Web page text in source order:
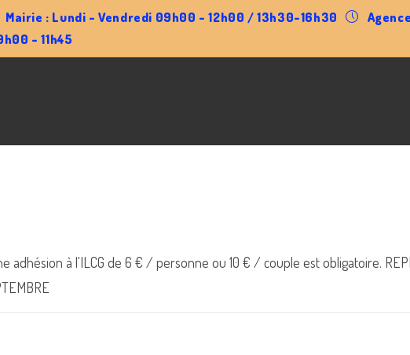
Mairie : Lundi - Vendredi 09h00 - 12h00 / 13h30-16h30
- 11h45
adhésion à l'ILCG de 6 € / personne ou 10 € / couple est obligatoire.